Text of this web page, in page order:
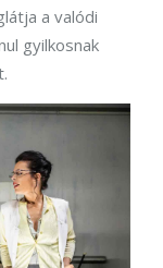
a valódi
gyilkosnak